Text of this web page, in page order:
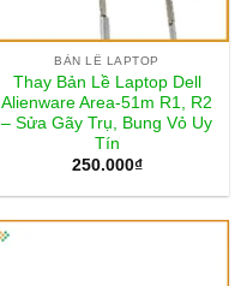
BẢN LỀ LAPTOP
Thay Bản Lề Laptop Dell
Alienware Area-51m R1, R2
– Sửa Gãy Trụ, Bung Vỏ Uy
Tín
250.000₫